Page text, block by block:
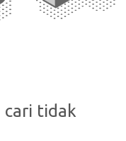
cari tidak